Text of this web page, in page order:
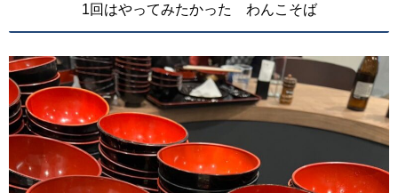
1回はやってみたかった わんこそば